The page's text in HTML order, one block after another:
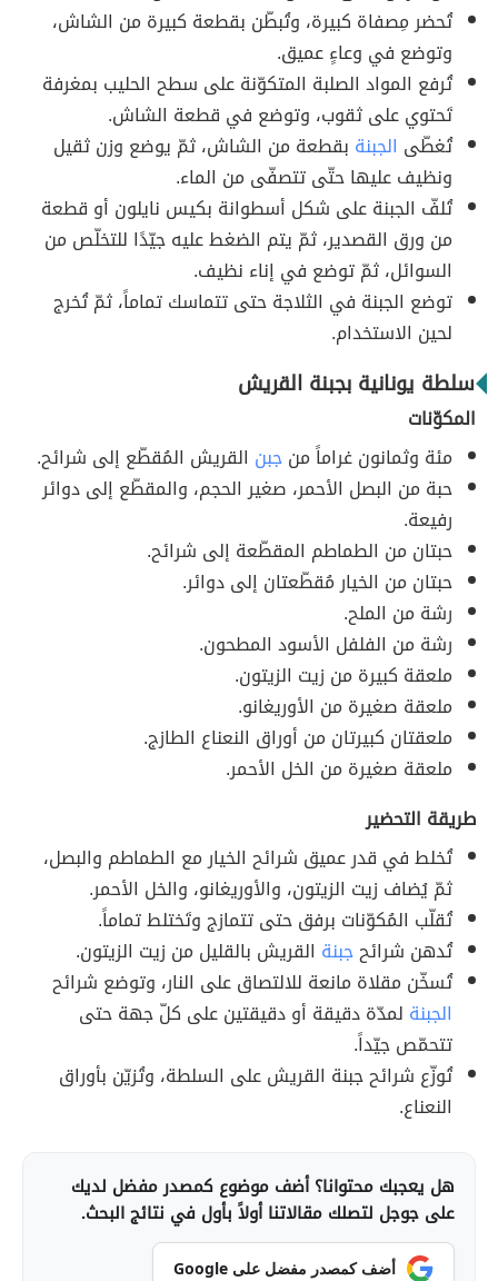
تُحضر مِصفاة كبيرة، وتُبطّن بقطعة كبيرة من الشاش،
وتوضع في وعاءٍ عميق.
تُرفع المواد الصلبة المتكوّنة على سطح الحليب بمغرفة
تَحتوي على ثقوب، وتوضع في قطعة الشاش.
تُغطّى الجبنة بقطعة من الشاش، ثمّ يوضع وزن ثقيل
ونظيف عليها حتّى تتصفّى من الماء.
تُلفّ الجبنة على شكل أسطوانة بكيس نايلون أو قطعة
من ورق القصدير، ثمّ يتم الضغط عليه جيّدًا للتخلّص من
السوائل، ثمّ توضع في إناء نظيف.
توضع الجبنة في الثلاجة حتى تتماسك تماماً، ثمّ تُخرج
لحين الاستخدام.
سلطة يونانية بجبنة القريش
المكوّنات
مئة وثمانون غراماً منجبن القريش المُقطّع إلى شرائح.
حبة من البصل الأحمر، صغير الحجم، والمقطّع إلى دوائر
رفيعة.
حبتان من الطماطم المقطّعة إلى شرائح.
حبتان من الخيار مُقطّعتان إلى دوائر.
رشة من الملح.
رشة من الفلفل الأسود المطحون.
ملعقة كبيرة من زيت الزيتون.
ملعقة صغيرة من الأوريغانو.
ملعقتان كبيرتان من أوراق النعناع الطازج.
ملعقة صغيرة من الخل الأحمر.
طريقة التحضير
تُخلط في قدر عميق شرائح الخيار مع الطماطم والبصل،
ثمّ يُضاف زيت الزيتون، والأوريغانو، والخل الأحمر.
تُقلّب المُكوّنات برفق حتى تتمازج وتَختلط تماماً.
تُدهن شرائحجبنة القريش بالقليل من زيت الزيتون.
تُسخّن مقلاة مانعة للالتصاق على النار، وتوضع شرائح
الجبنة لمدّة دقيقة أو دقيقتين على كلّ جهة حتى
تتحمّص جيّداً.
تُوزّع شرائح جبنة القريش على السلطة، وتُزيّن بأوراق
النعناع.
هل يعجبك محتوانا؟ أضف موضوع كمصدر مفضل لديك
على جوجل لتصلك مقالاتنا أولاً بأول في نتائج البحث.
أضف كمصدر مفضل على Google